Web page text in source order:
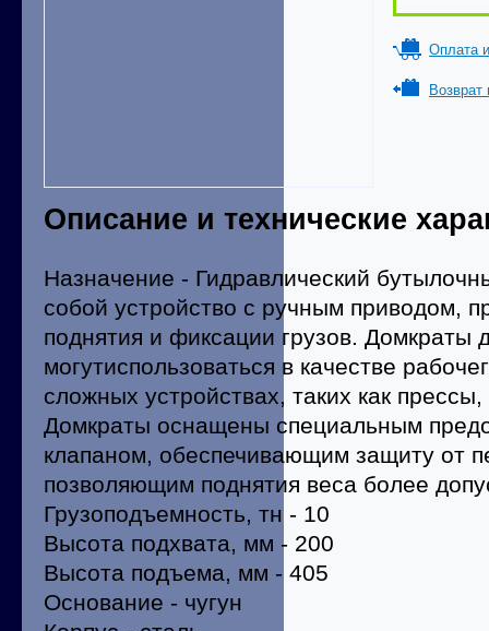
Оплата
Возврат
Описание и технические
Назначение - Гидравлический
собой устройство с ручным приводом,
поднятия и фиксации грузов. Домкраты
могутиспользоваться в качестве
сложных устройствах, таких как
Домкраты оснащены специальным
клапаном, обеспечивающим защиту от
позволяющим поднятия веса более
Грузоподъемность, тн - 10
Высота подхвата, мм - 200
Высота подъема, мм - 405
Основание - чугун